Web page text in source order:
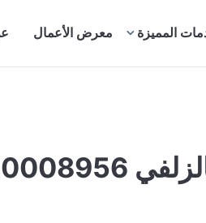
المميزة معرض الأعمال